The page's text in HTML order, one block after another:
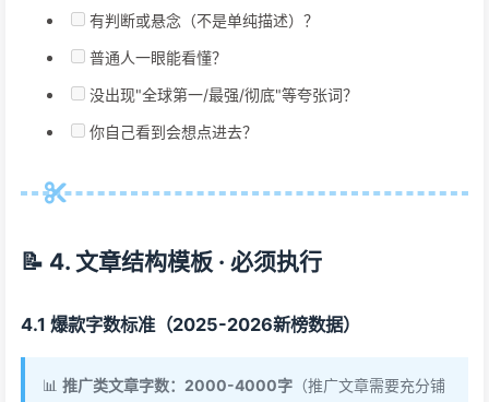
有判断或悬念（不是单纯描述）？
普通人一眼能看懂？
没出现"全球第一/最强/彻底"等夸张词？
你自己看到会想点进去？
📝 4. 文章结构模板 · 必须执行
4.1 爆款字数标准（2025-2026新榜数据）
📊 推广类文章字数：2000-4000字 （推广文章需要充分铺